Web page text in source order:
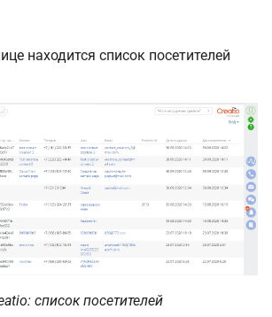
находится список посетителей
список посетителей